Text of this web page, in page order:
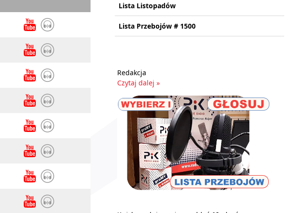
Lista Listopadów
Lista Przebojów # 1500
Redakcja
Czytaj dalej »